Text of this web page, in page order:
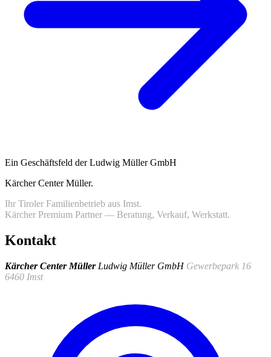
Ein Geschäftsfeld der Ludwig Müller GmbH
Kärcher Center Müller.
Ihr Tiroler Familienbetrieb aus Imst.
Kärcher Premium Partner — Beratung, Verkauf, Werkstatt.
Kontakt
Kärcher Center Müller Ludwig Müller GmbH Gewerbepark 16
6460 Imst